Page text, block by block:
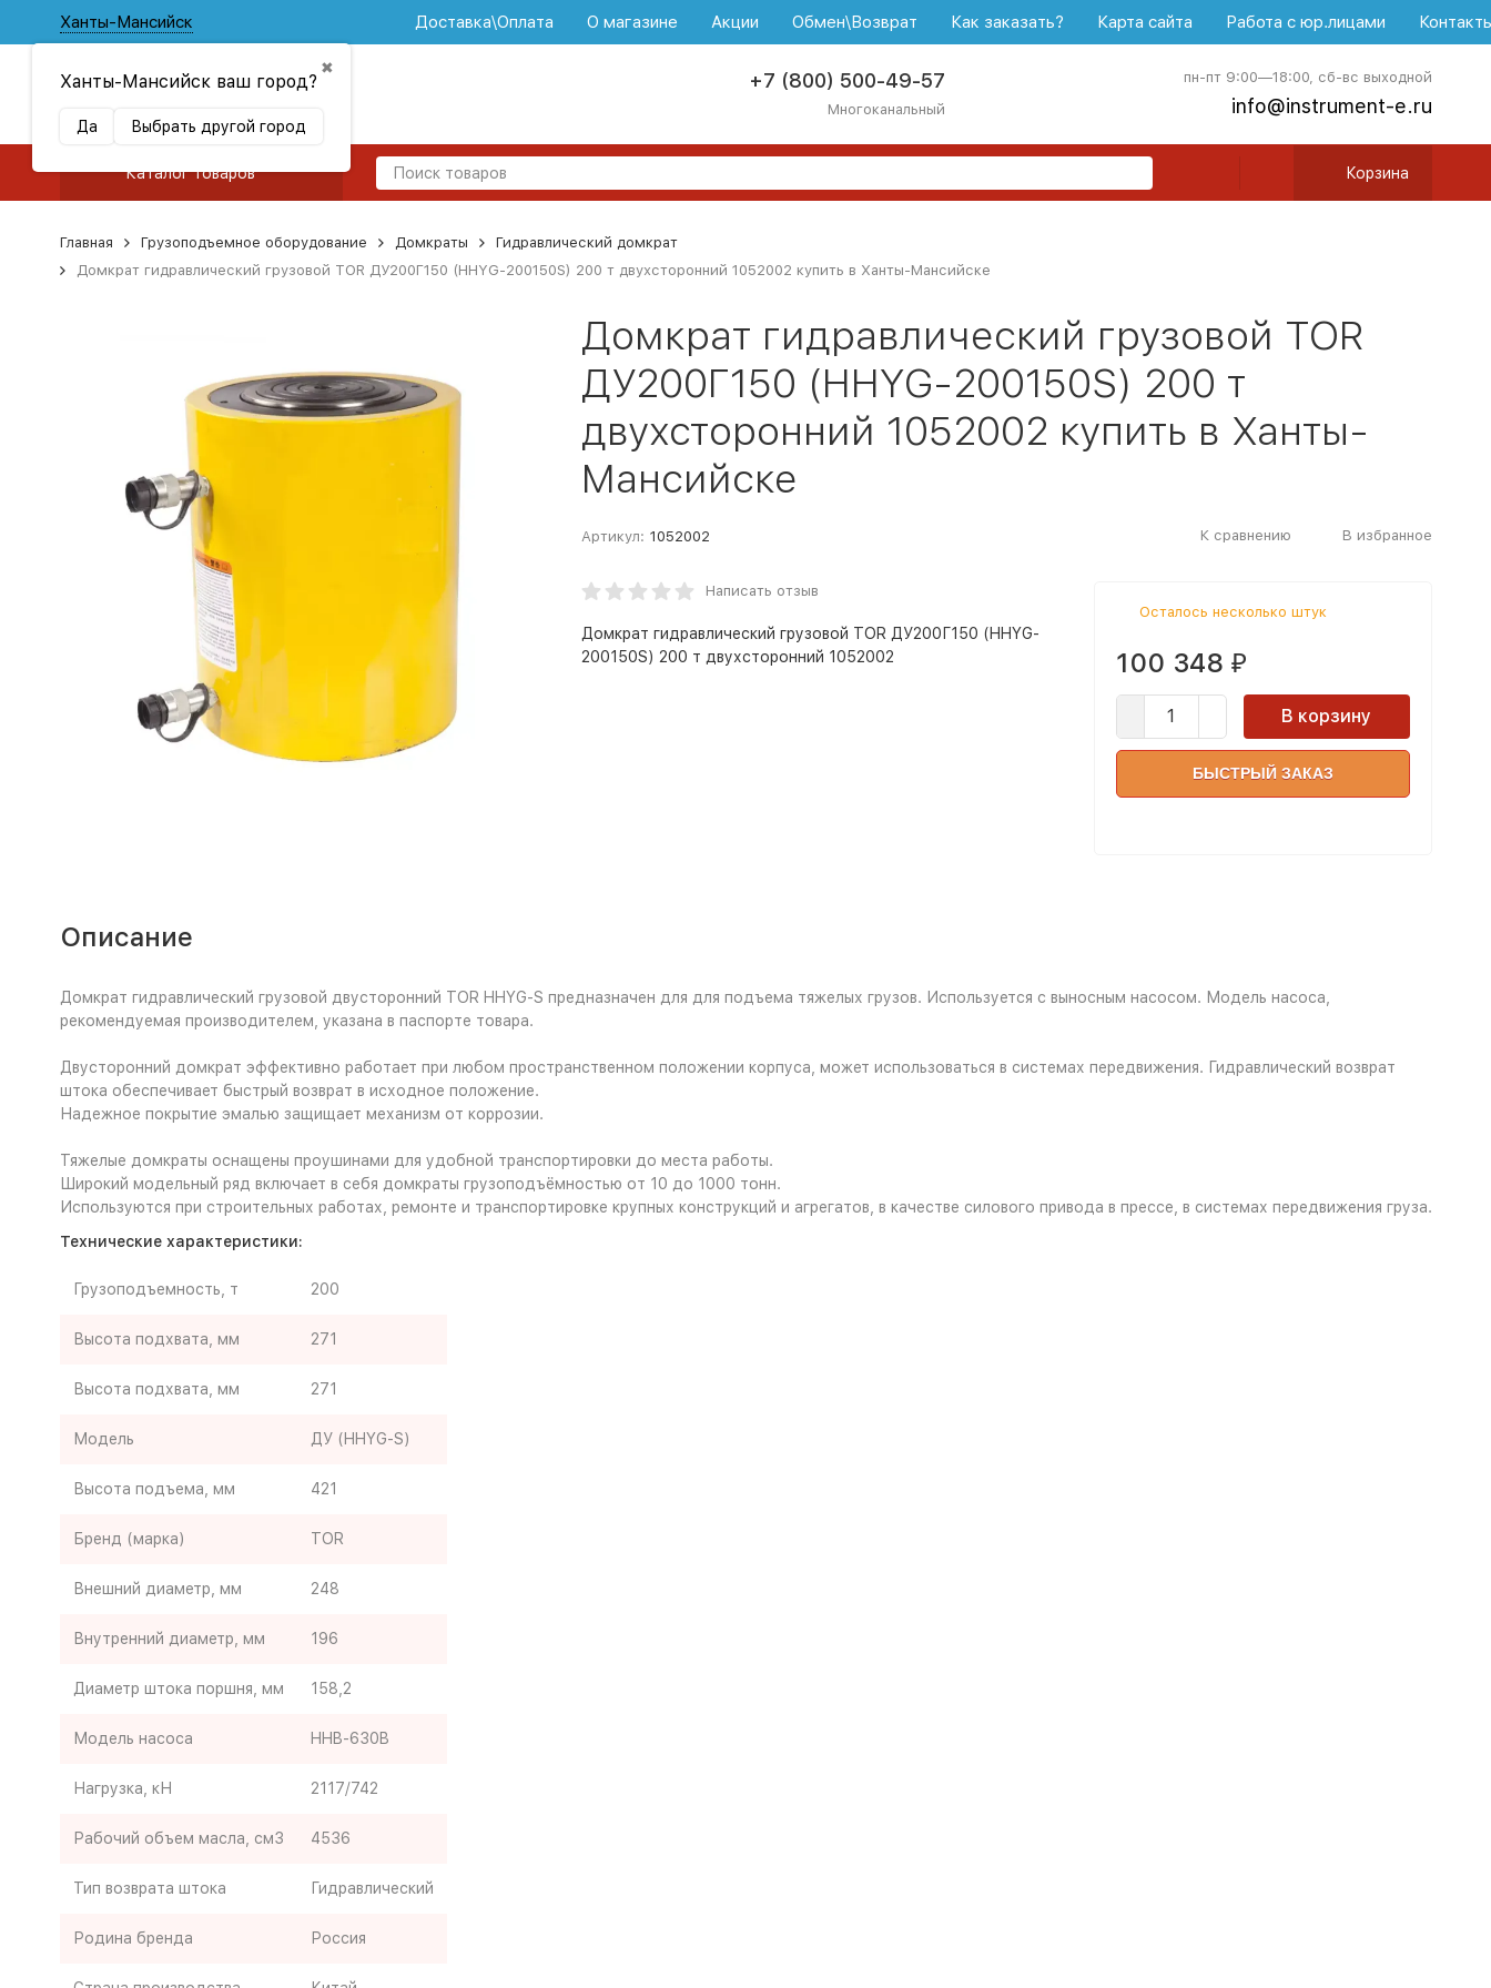
Ханты-Мансийск
✖
Ханты-Мансийск ваш город?
Да Выбрать другой город
Доставка\Оплата О магазине Акции Обмен\Возврат Как заказать? Карта сайта Работа с юр.лицами
+7 (800) 500-49-57
Многоканальный
пн-пт 9:00—18:00, сб-вс выходной
info@instrument-e.ru
Каталог товаров Корзина
Главная Грузоподъемное оборудование Домкраты
Гидравлический домкрат
Домкрат гидравлический грузовой TOR ДУ200Г150 (HHYG-200150S) 200 т двухсторонний 1052002 купить в Ханты-Мансийске
Домкрат гидравлический грузовой TOR
ДУ200Г150 (HHYG-200150S) 200 т
двухсторонний 1052002 купить в Ханты-
Мансийске
Артикул: 1052002 К сравнению В избранное
Написать отзыв
Домкрат гидравлический грузовой TOR ДУ200Г150 (HHYG-
200150S) 200 т двухсторонний 1052002
Осталось несколько штук
100 348 ₽
В корзину
БЫСТРЫЙ ЗАКАЗ
Описание
Домкрат гидравлический грузовой двусторонний TOR HHYG-S предназначен для для подъема тяжелых грузов. Используется с выносным насосом. Модель насоса,
рекомендуемая производителем, указана в паспорте товара.
Двусторонний домкрат эффективно работает при любом пространственном положении корпуса, может использоваться в системах передвижения. Гидравлический возврат
штока обеспечивает быстрый возврат в исходное положение.
Надежное покрытие эмалью защищает механизм от коррозии.
Тяжелые домкраты оснащены проушинами для удобной транспортировки до места работы.
Широкий модельный ряд включает в себя домкраты грузоподъёмностью от 10 до 1000 тонн.
Используются при строительных работах, ремонте и транспортировке крупных конструкций и агрегатов, в качестве силового привода в прессе, в системах передвижения груза.
Технические характеристики:
Грузоподъемность, т 200
Высота подхвата, мм 271
Высота подхвата, мм 271
Модель ДУ (HHYG-S)
Высота подъема, мм 421
Бренд (марка) TOR
Внешний диаметр, мм 248
Внутренний диаметр, мм 196
Диаметр штока поршня, мм 158,2
Модель насоса HHB-630B
Нагрузка, кН 2117/742
Рабочий объем масла, см3 4536
Тип возврата штока Гидравлический
Родина бренда Россия